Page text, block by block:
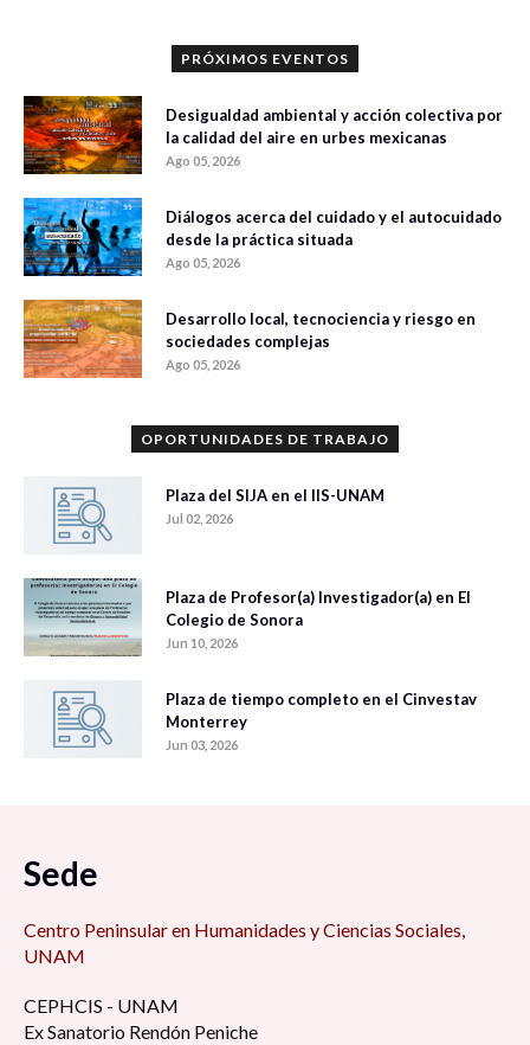
PRÓXIMOS EVENTOS
Desigualdad ambiental y acción colectiva por
la calidad del aire en urbes mexicanas
Ago 05, 2026
Diálogos acerca del cuidado y el autocuidado
desde la práctica situada
Ago 05, 2026
Desarrollo local, tecnociencia y riesgo en
sociedades complejas
Ago 05, 2026
OPORTUNIDADES DE TRABAJO
Plaza del SIJA en el IIS-UNAM
Jul 02, 2026
Plaza de Profesor(a) Investigador(a) en El
Colegio de Sonora
Jun 10, 2026
Plaza de tiempo completo en el Cinvestav
Monterrey
Jun 03, 2026
Sede
Centro Peninsular en Humanidades y Ciencias Sociales,
UNAM
CEPHCIS - UNAM
Ex Sanatorio Rendón Peniche